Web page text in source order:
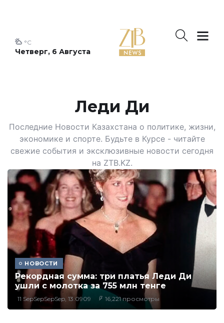
Четверг, 6 Августа
°C
Леди Ди
Последние Новости Казахстана о политике, жизни,
экономике и спорте. Будьте в Курсе - читайте
свежие события и эксклюзивные новости сегодня
на ZTB.KZ.
НОВОСТИ
Рекордная сумма: три платья Леди Ди
ушли с молотка за 755 млн тенге
11 SepSepSepSep, 13:0909 16,221 просмотры